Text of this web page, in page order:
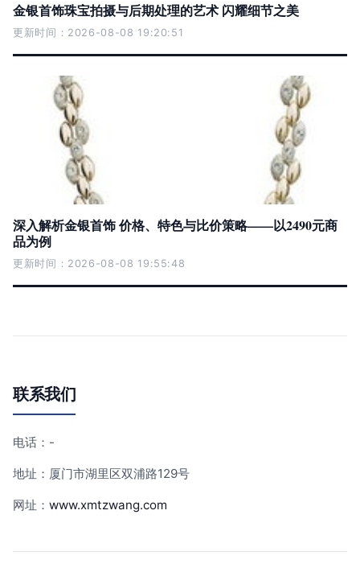
金银首饰珠宝拍摄与后期处理的艺术 闪耀细节之美
更新时间：2026-08-08 19:20:51
深入解析金银首饰 价格、特色与比价策略——以2490元商
品为例
更新时间：2026-08-08 19:55:48
联系我们
电话：-
地址：厦门市湖里区双浦路129号
网址： www.xmtzwang.com